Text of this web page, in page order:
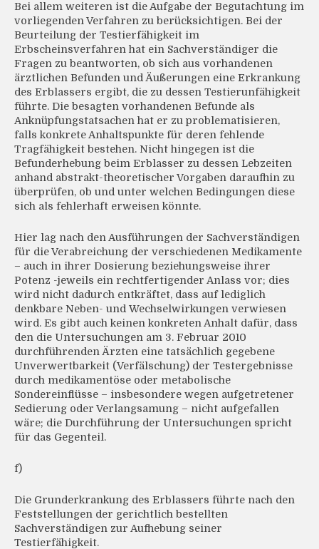
Bei allem weiteren ist die Aufgabe der Begutachtung im
vorliegenden Verfahren zu berücksichtigen. Bei der
Beurteilung der Testierfähigkeit im
Erbscheinsverfahren hat ein Sachverständiger die
Fragen zu beantworten, ob sich aus vorhandenen
ärztlichen Befunden und Äußerungen eine Erkrankung
des Erblassers ergibt, die zu dessen Testierunfähigkeit
führte. Die besagten vorhandenen Befunde als
Anknüpfungstatsachen hat er zu problematisieren,
falls konkrete Anhaltspunkte für deren fehlende
Tragfähigkeit bestehen. Nicht hingegen ist die
Befunderhebung beim Erblasser zu dessen Lebzeiten
anhand abstrakt-theoretischer Vorgaben daraufhin zu
überprüfen, ob und unter welchen Bedingungen diese
sich als fehlerhaft erweisen könnte.
Hier lag nach den Ausführungen der Sachverständigen
für die Verabreichung der verschiedenen Medikamente
– auch in ihrer Dosierung beziehungsweise ihrer
Potenz -jeweils ein rechtfertigender Anlass vor; dies
wird nicht dadurch entkräftet, dass auf lediglich
denkbare Neben- und Wechselwirkungen verwiesen
wird. Es gibt auch keinen konkreten Anhalt dafür, dass
den die Untersuchungen am 3. Februar 2010
durchführenden Ärzten eine tatsächlich gegebene
Unverwertbarkeit (Verfälschung) der Testergebnisse
durch medikamentöse oder metabolische
Sondereinflüsse – insbesondere wegen aufgetretener
Sedierung oder Verlangsamung – nicht aufgefallen
wäre; die Durchführung der Untersuchungen spricht
für das Gegenteil.
f)
Die Grunderkrankung des Erblassers führte nach den
Feststellungen der gerichtlich bestellten
Sachverständigen zur Aufhebung seiner
Testierfähigkeit.